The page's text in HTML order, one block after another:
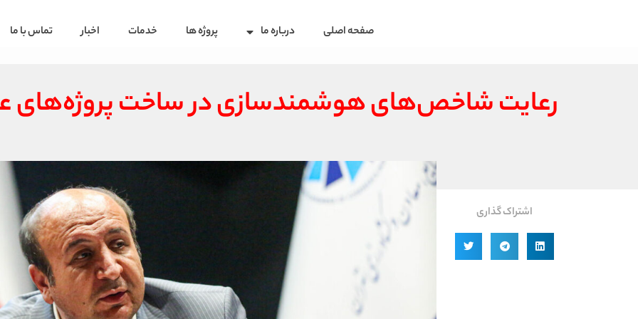
صفحه اصلی درباره ما پروژه ها خدمات اخبار تماس با ما
رعایت شاخص‌های هوشمندسازی در ساخت پروژه‌های
اشتراک گذاری